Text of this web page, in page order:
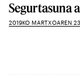
Segurtasuna
2019KO MARTXOAREN